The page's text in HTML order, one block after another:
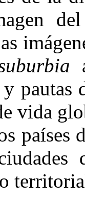
vida
países